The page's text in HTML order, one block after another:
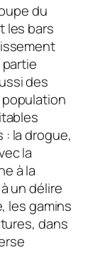
du
les bars
des
la drogue,
la
à la
un délire
les gamins
dans